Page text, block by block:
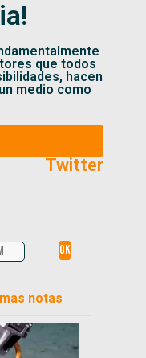
que todos
hacen
medio como
Twitter
notas